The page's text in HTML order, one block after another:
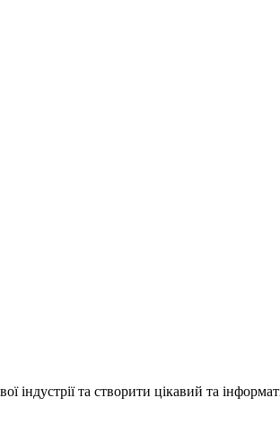
індустрії та створити цікавий та